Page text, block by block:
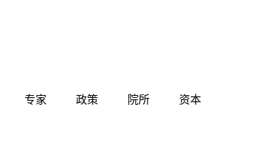
专家 政策 院所 资本